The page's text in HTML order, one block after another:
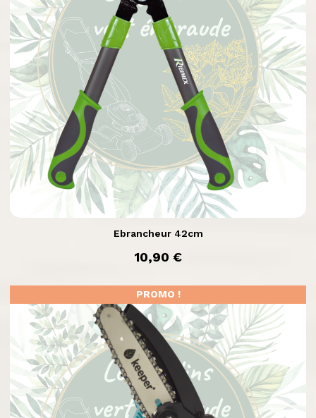
Aperçu rapide
Ebrancheur 42cm
prix
10,90 €
PROMO !